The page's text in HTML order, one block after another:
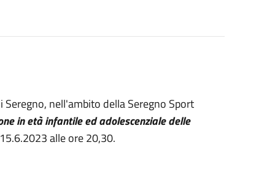
nell'ambito della Seregno Sport
in età infantile ed adolescenziale delle
alle ore 20,30.